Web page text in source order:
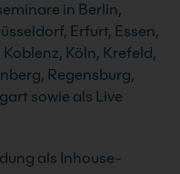
in Berlin,
Erfurt, Essen,
Köln, Krefeld,
Regensburg,
sowie als Live
als Inhouse-